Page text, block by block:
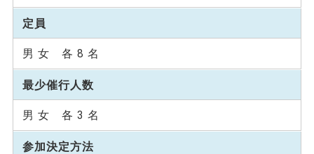
定員
男 女 各 8 名
最少催行人数
男 女 各 3 名
参加決定方法